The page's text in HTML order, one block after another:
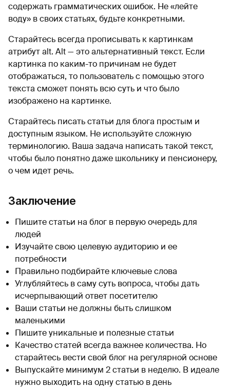
содержать грамматических ошибок. Не «лейте
воду» в своих статьях, будьте конкретными.
Старайтесь всегда прописывать к картинкам
атрибут alt. Alt — это альтернативный текст. Если
картинка по каким-то причинам не будет
отображаться, то пользователь с помощью этого
текста сможет понять всю суть и что было
изображено на картинке.
Старайтесь писать статьи для блога простым и
доступным языком. Не используйте сложную
терминологию. Ваша задача написать такой текст,
чтобы было понятно даже школьнику и пенсионеру,
о чем идет речь.
Заключение
Пишите статьи на блог в первую очередь для
людей
Изучайте свою целевую аудиторию и ее
потребности
Правильно подбирайте ключевые слова
Углубляйтесь в саму суть вопроса, чтобы дать
исчерпывающий ответ посетителю
Ваши статьи не должны быть слишком
маленькими
Пишите уникальные и полезные статьи
Качество статей всегда важнее количества. Но
старайтесь вести свой блог на регулярной основе
Выпускайте минимум 2 статьи в неделю. В идеале
нужно выходить на одну статью в день